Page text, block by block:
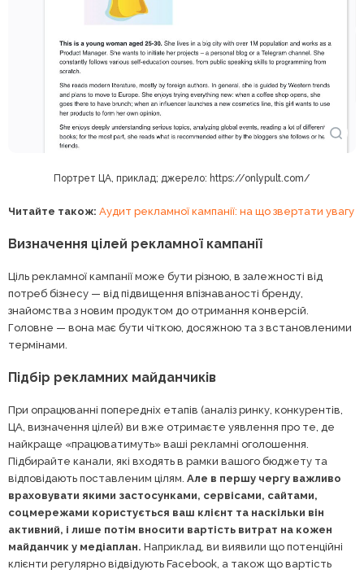
Портрет ЦА, приклад; джерело: https://onlypult.com/
Читайте також: Аудит рекламної кампанії: на що звертати увагу
Визначення цілей рекламної кампанії
Ціль рекламної кампанії може бути різною, в залежності від
потреб бізнесу — від підвищення впізнаваності бренду,
знайомства з новим продуктом до отримання конверсій.
Головне — вона має бути чіткою, досяжною та з встановленими
термінами.
Підбір рекламних майданчиків
При опрацюванні попередніх етапів (аналіз ринку, конкурентів,
ЦА, визначення цілей) ви вже отримаєте уявлення про те, де
найкраще «працюватимуть» ваші рекламні оголошення.
Підбирайте канали, які входять в рамки вашого бюджету та
відповідають поставленим цілям. Але в першу чергу важливо
враховувати якими застосунками, сервісами, сайтами,
соцмережами користується ваш клієнт та наскільки він
активний, і лише потім вносити вартість витрат на кожен
майданчик у медіаплан. Наприклад, ви виявили що потенційні
клієнти регулярно відвідують Facebook, а також що вартість